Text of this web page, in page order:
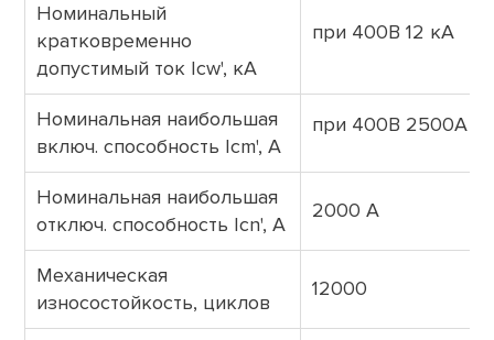
Номинальный
кратковременно
допустимый ток Icw', кА
при 400В 12 кА
Номинальная наибольшая
включ. способность Icm', А
при 400В 2500А
Номинальная наибольшая
отключ. способность Icn', А
2000 А
Механическая
износостойкость, циклов
12000